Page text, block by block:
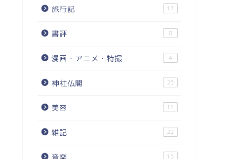
旅行記 17
書評 8
漫画・アニメ・特撮 4
神社仏閣 25
美容 11
雑記 22
15